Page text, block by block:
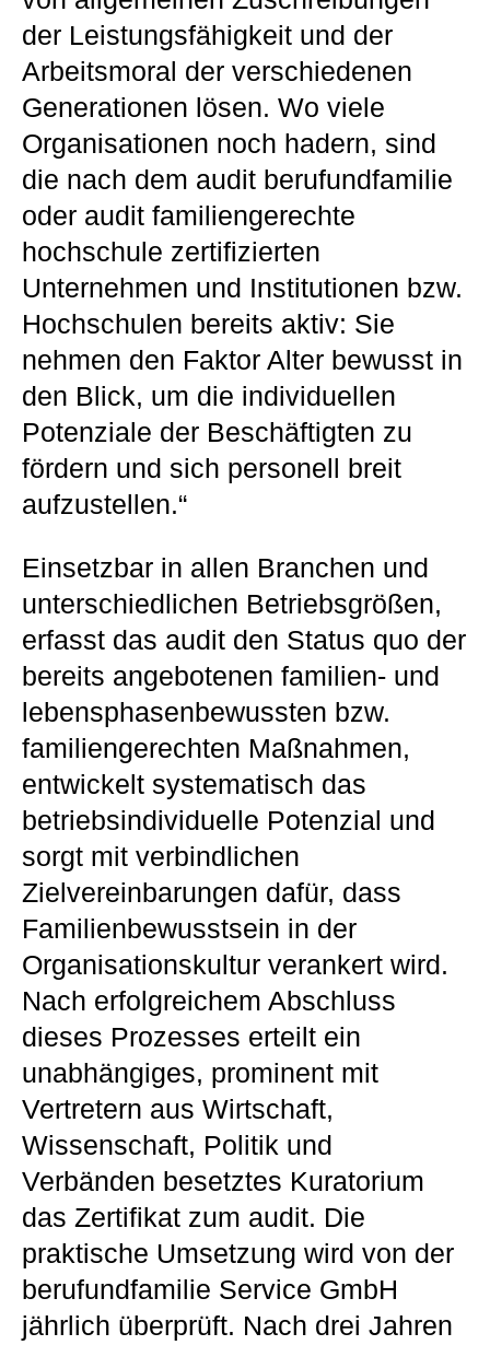
der Leistungsfähigkeit und der
Arbeitsmoral der verschiedenen
Generationen lösen. Wo viele
Organisationen noch hadern, sind
die nach dem audit berufundfamilie
oder audit familiengerechte
hochschule zertifizierten
Unternehmen und Institutionen bzw.
Hochschulen bereits aktiv: Sie
nehmen den Faktor Alter bewusst in
den Blick, um die individuellen
Potenziale der Beschäftigten zu
fördern und sich personell breit
aufzustellen.“
Einsetzbar in allen Branchen und
unterschiedlichen Betriebsgrößen,
erfasst das audit den Status quo der
bereits angebotenen familien- und
lebensphasenbewussten bzw.
familiengerechten Maßnahmen,
entwickelt systematisch das
betriebsindividuelle Potenzial und
sorgt mit verbindlichen
Zielvereinbarungen dafür, dass
Familienbewusstsein in der
Organisationskultur verankert wird.
Nach erfolgreichem Abschluss
dieses Prozesses erteilt ein
unabhängiges, prominent mit
Vertretern aus Wirtschaft,
Wissenschaft, Politik und
Verbänden besetztes Kuratorium
das Zertifikat zum audit. Die
praktische Umsetzung wird von der
berufundfamilie Service GmbH
jährlich überprüft. Nach drei Jahren